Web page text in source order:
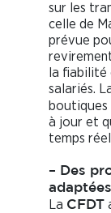
sur les
celle de
prévue
la fiabilité
salariés.
à jour et
temps
– Des
adaptées
La C F DT